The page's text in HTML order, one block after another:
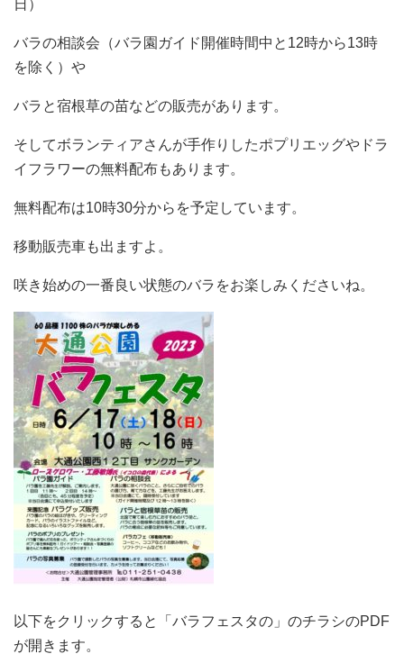
日）
バラの相談会（バラ園ガイド開催時間中と12時から13時
を除く）や
バラと宿根草の苗などの販売があります。
そしてボランティアさんが手作りしたポプリエッグやドラ
イフラワーの無料配布もあります。
無料配布は10時30分からを予定しています。
移動販売車も出ますよ。
咲き始めの一番良い状態のバラをお楽しみくださいね。
以下をクリックすると「バラフェスタの」のチラシのPDF
が開きます。